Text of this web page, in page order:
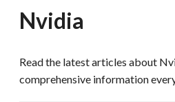
Nvidia
Read the latest articles about
comprehensive information